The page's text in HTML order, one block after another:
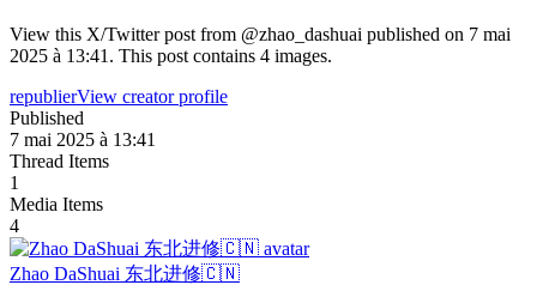
View this X/Twitter post from @zhao_dashuai published on 7 mai
2025 à 13:41. This post contains 4 images.
republierView creator profile
Published
7 mai 2025 à 13:41
Thread Items
1
Media Items
4
Zhao DaShuai 东北进修🇨🇳